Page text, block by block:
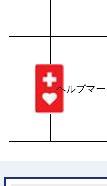
ヘルプマー